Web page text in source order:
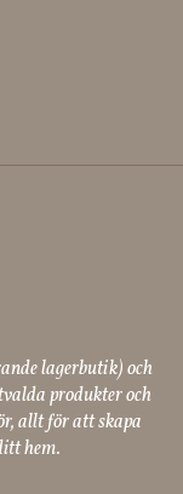
lagerbutik) och
produkter och
allt för att skapa
hem.